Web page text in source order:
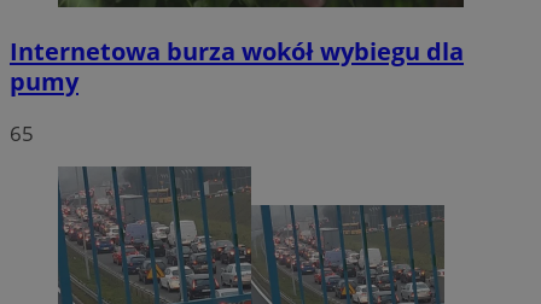
Internetowa burza wokół wybiegu dla
pumy
65